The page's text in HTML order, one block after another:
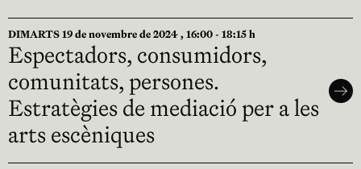
DIMARTS 19 de novembre de 2024 , 16:00 - 18:15 h
Espectadors, consumidors,
comunitats, persones.
Estratègies de mediació per a les
arts escèniques